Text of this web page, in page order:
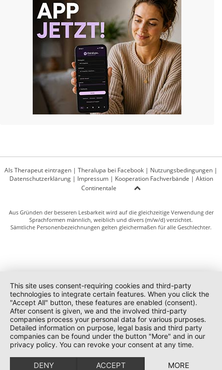
Als Therapeut eintragen | Theralupa bei Facebook | Nutzungsbedingungen |
Datenschutzerklärung| Impressum| Kooperation Fachverbände | Aktion
Continentale
Aus Gründen der besseren Lesbarkeit wird auf die gleichzeitige Verwendung der
Sprachformen männlich, weiblich und divers (m/w/d) verzichtet.
Sämtliche Personenbezeichnungen gelten gleichermaßen für alle Geschlechter.
This site uses consent-requiring cookies and third-party
technologies to integrate certain features. When you click the
"Accept All" button, these features are enabled (consent).
After consent is given, we and the involved third-party
companies process your personal data for various purposes.
Detailed information on purpose, legal basis and third party
companies can be found under the button "More" and in our
privacy policy. You can revoke your consent at any time.
DENY ACCEPT MORE